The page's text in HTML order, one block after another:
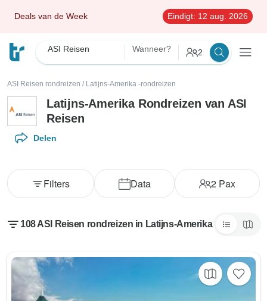
Deals van de Week Eindigt: 12 aug. 2026
ASI Reisen Wanneer? 2
ASI Reisen rondreizen / Latijns-Amerika -rondreizen
Latijns-Amerika Rondreizen van ASI
Reisen
Delen
Data 2 Pax
Filters
108 ASI Reisen rondreizen in Latijns-Amerika